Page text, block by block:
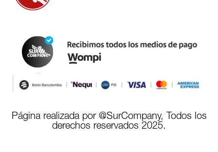
Página realizada por @SurCompany, Todos los
derechos reservados 2025.